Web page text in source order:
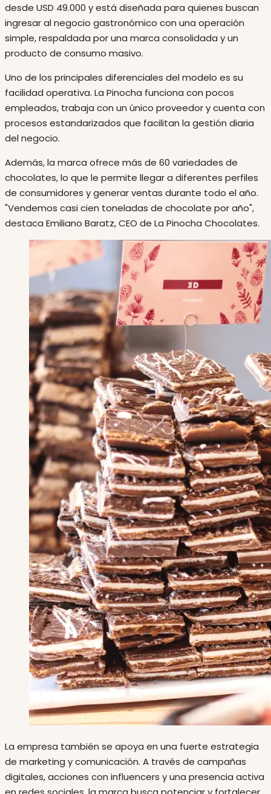
desde USD 49.000 y está diseñada para quienes buscan
ingresar al negocio gastronómico con una operación
simple, respaldada por una marca consolidada y un
producto de consumo masivo.
Uno de los principales diferenciales del modelo es su
facilidad operativa. La Pinocha funciona con pocos
empleados, trabaja con un único proveedor y cuenta con
procesos estandarizados que facilitan la gestión diaria
del negocio.
Además, la marca ofrece más de 60 variedades de
chocolates, lo que le permite llegar a diferentes perfiles
de consumidores y generar ventas durante todo el año.
"Vendemos casi cien toneladas de chocolate por año",
destaca Emiliano Baratz, CEO de La Pinocha Chocolates.
La empresa también se apoya en una fuerte estrategia
de marketing y comunicación. A través de campañas
digitales, acciones con influencers y una presencia activa